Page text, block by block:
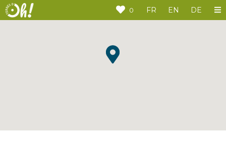
0 FR EN DE
Panneau de gestion des cookies